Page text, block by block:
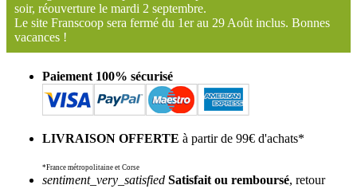
soir, réouverture le mardi 2 septembre.
Le site Franscoop sera fermé du 1er au 29 Août inclus. Bonnes
vacances !
Paiement 100% sécurisé
LIVRAISON OFFERTE à partir de 99€ d'achats*
*France métropolitaine et Corse
sentiment_very_satisfied Satisfait ou remboursé, retour